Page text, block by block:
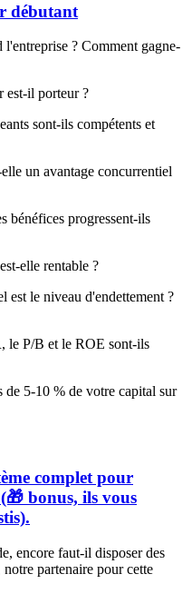
débutant
l'entreprise ? Comment gagne-
est-il porteur ?
sont-ils compétents et
un avantage concurrentiel
bénéfices progressent-ils
elle rentable ?
est le niveau d'endettement ?
le P/B et le ROE sont-ils
5-10 % de votre capital sur
complet pour
bonus, ils vous
encore faut-il disposer des
partenaire pour cette